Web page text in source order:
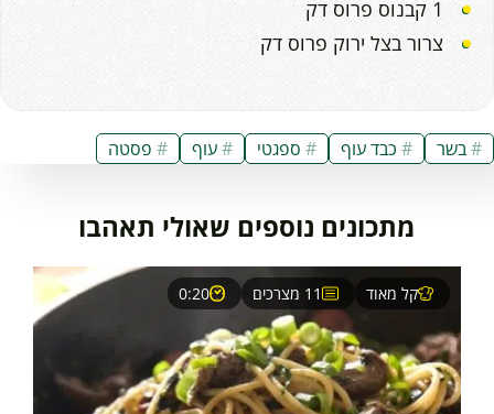
1 קבנוס פרוס דק
צרור בצל ירוק פרוס דק
בשר כבד עוף ספגטי עוף פסטה
מתכונים נוספים שאולי תאהבו
קל מאוד 11 מצרכים 0:20